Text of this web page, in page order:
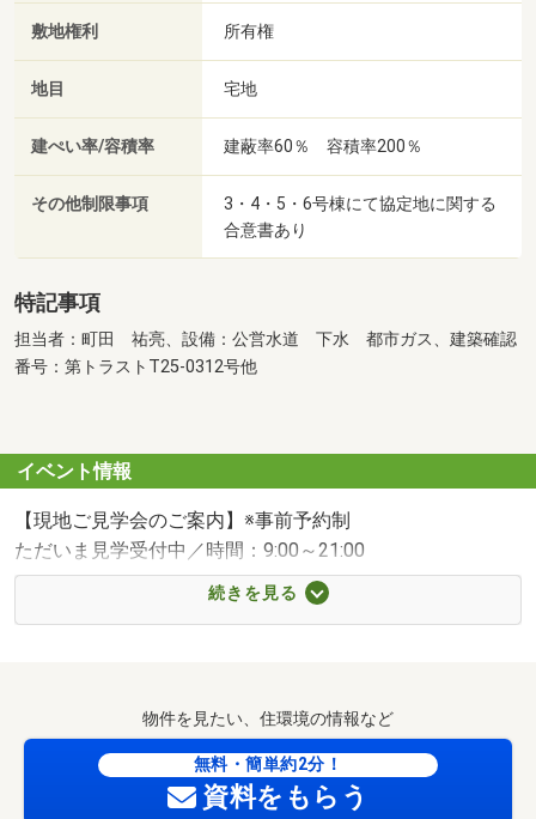
敷地権利 所有権
地目 宅地
建ぺい率/容積率 建蔽率60％ 容積率200％
その他制限事項
3・4・5・6号棟にて協定地に関する
合意書あり
特記事項
担当者：町田 祐亮、設備：公営水道 下水 都市ガス、建築確認
番号：第トラストT25-0312号他
イベント情報
【現地ご見学会のご案内】※事前予約制
ただいま見学受付中／時間：9:00～21:00
■内覧の流れはご希望に合わせて柔軟に調整可能です■
(2) 周辺環境のご紹介（約20分）
◇スーパーや学校、病院など生活利便施設をご案内
続きを見る
物件を見たい、住環境の情報など
無料・簡単約2分！
資料をもらう